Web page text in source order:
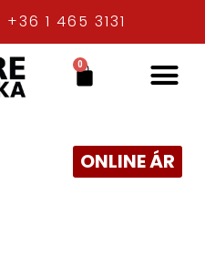
+36 1 465 3131
0
ONLINE ÁR